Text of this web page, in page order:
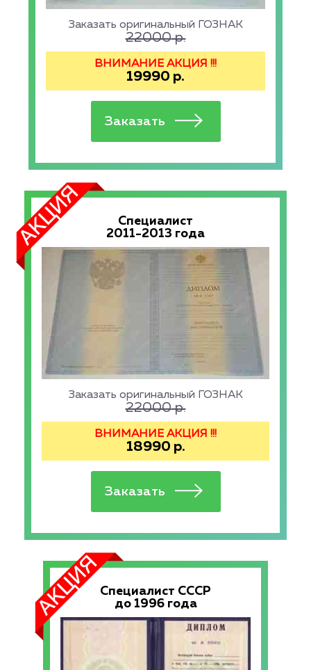
Заказать оригинальный ГОЗНАК
22000р.
ВНИМАНИЕ АКЦИЯ !!!
19990 р.
Специалист
2011-2013 года
Заказать оригинальный ГОЗНАК
22000р.
ВНИМАНИЕ АКЦИЯ !!!
18990 р.
Специалист СССР
до 1996 года